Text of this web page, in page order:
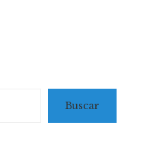
Buscar